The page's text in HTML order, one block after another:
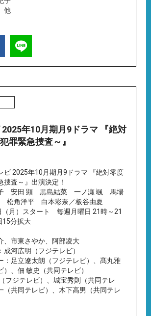
他
2025年10月期月9ドラマ 『絶対
罪緊急捜査～』
ビ 2025年10月期月9ドラマ 『絶対零度
捜査～』出演決定！
子 安田 顕 黒島結菜 一ノ瀬 颯 馬場
松角洋平 白本彩奈／板谷由夏
（月）スタート 毎週月曜日 21時～21
分拡大
、市東さやか、阿部凌大
成河広明（フジテレビ）
：足立遼太朗（フジテレビ）、髙丸雅
）、佃 敏史（共同テレビ）
フジテレビ）、城宝秀則（共同テレ
（共同テレビ）、木下高男（共同テレ